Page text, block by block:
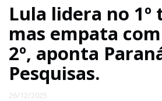
Lula lidera no 1º
mas empata
2º, aponta
Pesquisas.
26/12/2025